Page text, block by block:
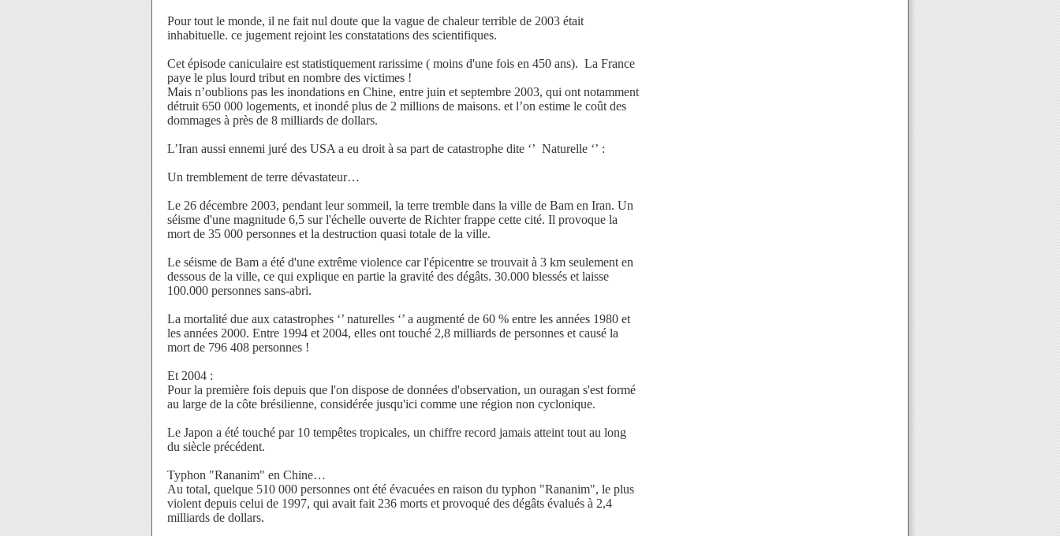
Pour tout le monde, il ne fait nul doute que la vague de chaleur terrible de 2003 était
inhabituelle. ce jugement rejoint les constatations des scientifiques.
Cet épisode caniculaire est statistiquement rarissime ( moins d'une fois en 450 ans). La France
paye le plus lourd tribut en nombre des victimes !
Mais n’oublions pas les inondations en Chine, entre juin et septembre 2003, qui ont notamment
détruit 650 000 logements, et inondé plus de 2 millions de maisons. et l’on estime le coût des
dommages à près de 8 milliards de dollars.
L’Iran aussi ennemi juré des USA a eu droit à sa part de catastrophe dite ‘’ Naturelle ‘’ :
Un tremblement de terre dévastateur…
Le 26 décembre 2003, pendant leur sommeil, la terre tremble dans la ville de Bam en Iran. Un
séisme d'une magnitude 6,5 sur l'échelle ouverte de Richter frappe cette cité. Il provoque la
mort de 35 000 personnes et la destruction quasi totale de la ville.
Le séisme de Bam a été d'une extrême violence car l'épicentre se trouvait à 3 km seulement en
dessous de la ville, ce qui explique en partie la gravité des dégâts. 30.000 blessés et laisse
100.000 personnes sans-abri.
La mortalité due aux catastrophes ‘’ naturelles ‘’ a augmenté de 60 % entre les années 1980 et
les années 2000. Entre 1994 et 2004, elles ont touché 2,8 milliards de personnes et causé la
mort de 796 408 personnes !
Et 2004 :
Pour la première fois depuis que l'on dispose de données d'observation, un ouragan s'est formé
au large de la côte brésilienne, considérée jusqu'ici comme une région non cyclonique.
Le Japon a été touché par 10 tempêtes tropicales, un chiffre record jamais atteint tout au long
du siècle précédent.
Typhon "Rananim" en Chine…
Au total, quelque 510 000 personnes ont été évacuées en raison du typhon "Rananim", le plus
violent depuis celui de 1997, qui avait fait 236 morts et provoqué des dégâts évalués à 2,4
milliards de dollars.